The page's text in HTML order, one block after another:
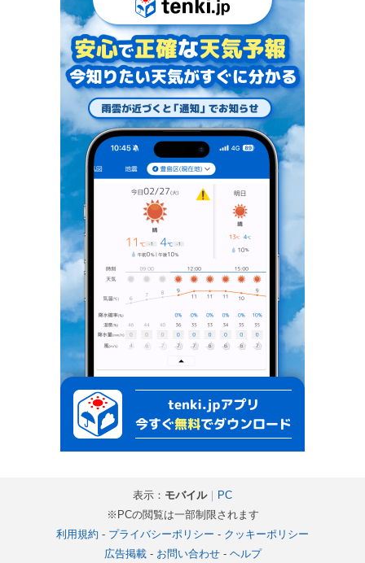
表示： モバイル｜ PC
※PCの閲覧は一部制限されます
利用規約 - プライバシーポリシー - クッキーポリシー
広告掲載- お問い合わせ- ヘルプ